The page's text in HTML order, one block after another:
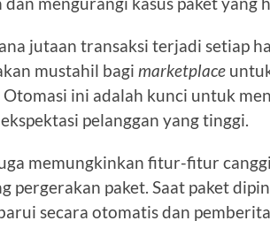
jutaan transaksi terjadi setiap
mustahil bagi marketplace
Otomasi ini adalah kunci untuk
pelanggan yang tinggi.
memungkinkan fitur-fitur
pergerakan paket. Saat paket
secara otomatis dan